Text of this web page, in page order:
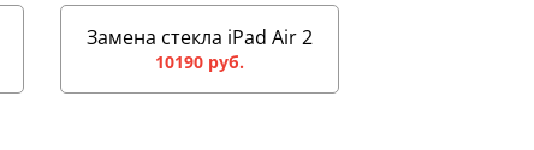
Замена стекла iPad Air 2
10190 руб.